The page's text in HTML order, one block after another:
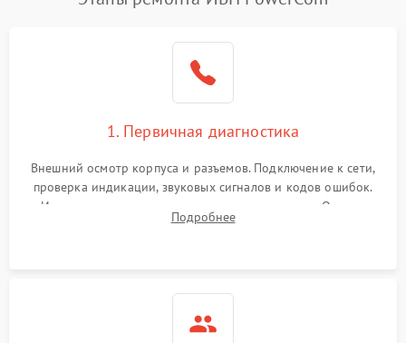
1. Первичная диагностика
Внешний осмотр корпуса и разъемов. Подключение к сети,
проверка индикации, звуковых сигналов и кодов ошибок.
Измерение входного и выходного напряжения. Оценка
реакции ИБП на отключение основного питания без
Подробнее